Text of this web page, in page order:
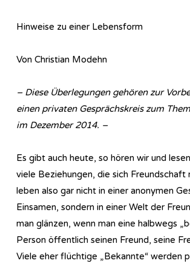
Hinweise zu einer Lebensform
Von Christian Modehn
– Diese Überlegungen gehören zur
einen privaten Gesprächskreis zum
im Dezember 2014. –
Es gibt auch heute, so hören wir und
viele Beziehungen, die sich Freundschaft
leben also gar nicht in einer anonymen
Einsamen, sondern in einer Welt der
man glänzen, wenn man eine halbwegs
Person öffentlich seinen Freund, seine
Viele eher flüchtige „Bekannte“ werden